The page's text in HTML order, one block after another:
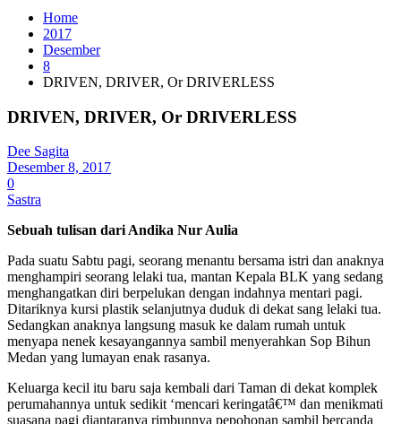
Home
2017
Desember
8
DRIVEN, DRIVER, Or DRIVERLESS
DRIVEN, DRIVER, Or DRIVERLESS
Dee Sagita
Desember 8, 2017
0
Sastra
Sebuah tulisan dari Andika Nur Aulia
Pada suatu Sabtu pagi, seorang menantu bersama istri dan anaknya
menghampiri seorang lelaki tua, mantan Kepala BLK yang sedang
menghangatkan diri berpelukan dengan indahnya mentari pagi.
Ditariknya kursi plastik selanjutnya duduk di dekat sang lelaki tua.
Sedangkan anaknya langsung masuk ke dalam rumah untuk
menyapa nenek kesayangannya sambil menyerahkan Sop Bihun
Medan yang lumayan enak rasanya.
Keluarga kecil itu baru saja kembali dari Taman di dekat komplek
perumahannya untuk sedikit ‘mencari keringatâ€™ dan menikmati
suasana pagi diantaranya rimbunnya pepohonan sambil bercanda